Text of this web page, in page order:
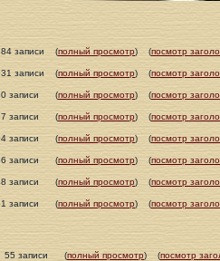
записи (полный просмотр) (посмотр
записи (полный просмотр) (посмотр
записи (полный просмотр) (посмотр
записи (полный просмотр) (посмотр
записи (полный просмотр) (посмотр
записи (полный просмотр) (посмотр
записи (полный просмотр) (посмотр
записи (полный просмотр) (посмотр
55 записи (полный просмотр) (посмотр